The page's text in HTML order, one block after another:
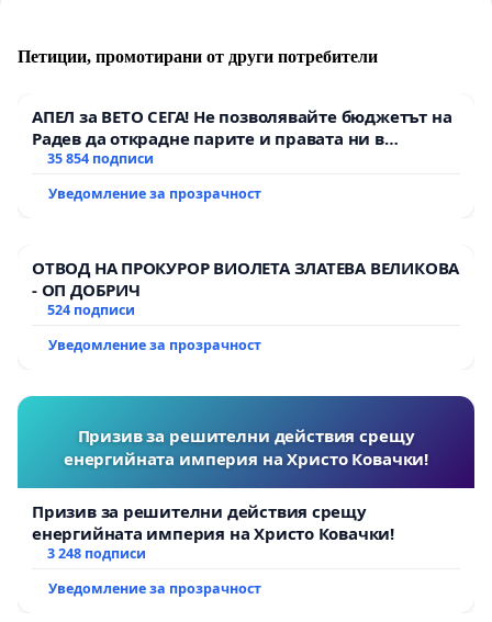
Петиции, промотирани от други потребители
АПЕЛ за ВЕТО СЕГА! Не позволявайте бюджетът на
Радев да открадне парите и правата ни в
тъмното
35 854 подписи
Уведомление за прозрачност
ОТВОД НА ПРОКУРОР ВИОЛЕТА ЗЛАТЕВА ВЕЛИКОВА
- ОП ДОБРИЧ
524 подписи
Уведомление за прозрачност
Призив за решителни действия срещу
енергийната империя на Христо Ковачки!
Призив за решителни действия срещу
енергийната империя на Христо Ковачки!
3 248 подписи
Уведомление за прозрачност